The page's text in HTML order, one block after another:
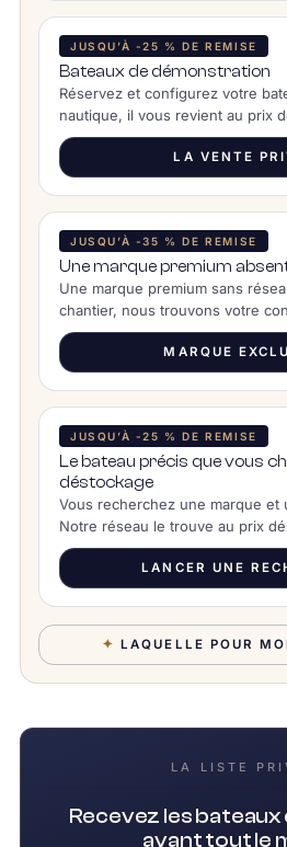
JUSQU’À -25 % DE REMISE
Bateaux de démonstration
Réservez et configurez votre
nautique, il vous revient au prix
LA VENTE
JUSQU’À -35 % DE REMISE
Une marque premium
Une marque premium sans
chantier, nous trouvons votre
MARQUE
JUSQU’À -25 % DE REMISE
Le bateau précis que vous
déstockage
Vous recherchez une marque et
Notre réseau le trouve au prix
LANCER UNE
✦ LAQUELLE POUR
LA LISTE
Recevez les bateaux
avant tout le